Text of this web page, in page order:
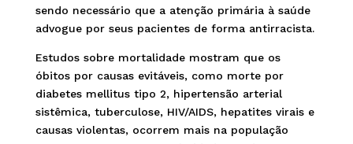
sendo necessário que a atenção primária à saúde
advogue por seus pacientes de forma antirracista.
Estudos sobre mortalidade mostram que os
óbitos por causas evitáveis, como morte por
diabetes mellitus tipo 2, hipertensão arterial
sistêmica, tuberculose, HIV/AIDS, hepatites virais e
causas violentas, ocorrem mais na população